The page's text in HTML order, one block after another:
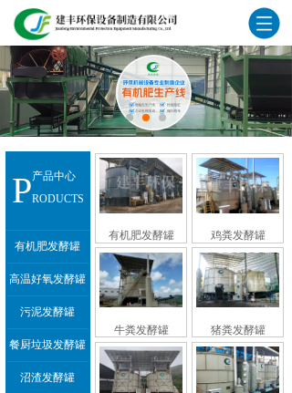
产品中心
PRODUCTS
有机肥发酵罐
高温好氧发酵罐
污泥发酵罐
餐厨垃圾发酵罐
沼渣发酵罐
有机肥发酵罐 鸡粪发酵罐
牛粪发酵罐 猪粪发酵罐